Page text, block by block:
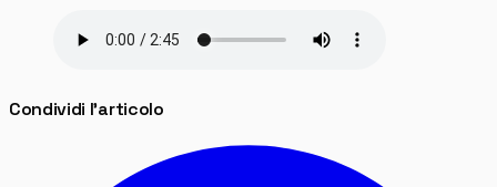
Condividi l'articolo